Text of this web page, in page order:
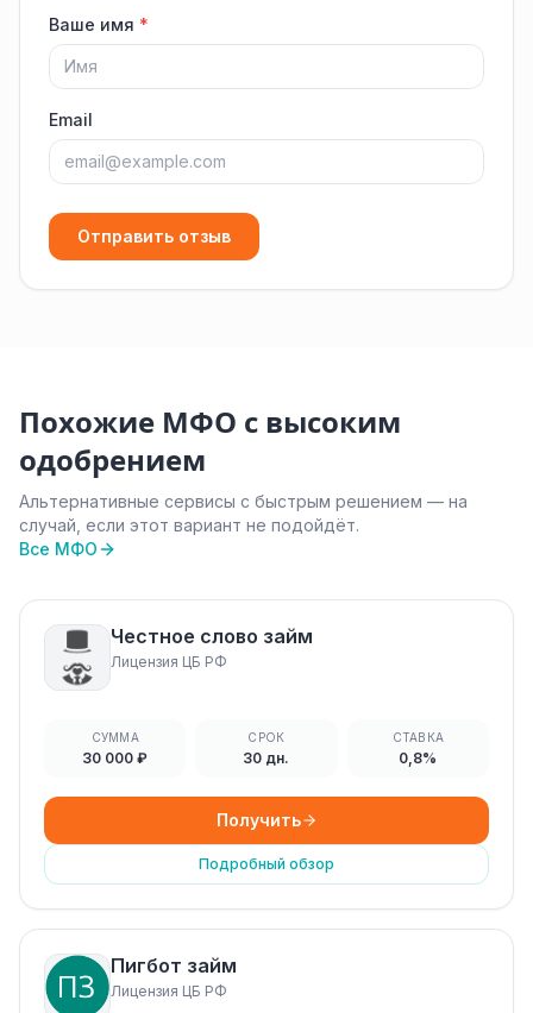
Ваше имя *
Email
Отправить отзыв
Похожие МФО с высоким
одобрением
Альтернативные сервисы с быстрым решением — на
случай, если этот вариант не подойдёт.
Все МФО
Честное слово займ
Лицензия ЦБ РФ
СУММА
30 000 ₽
СРОК
30 дн.
СТАВКА
0,8%
Получить
Подробный обзор
Пигбот займ
Лицензия ЦБ РФ